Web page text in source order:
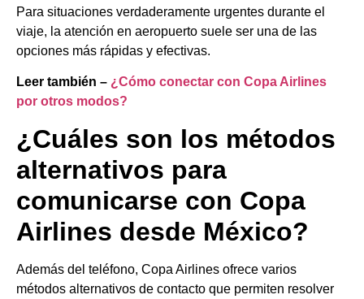
Para situaciones verdaderamente urgentes durante el
viaje, la atención en aeropuerto suele ser una de las
opciones más rápidas y efectivas.
Leer también – ¿Cómo conectar con Copa Airlines
por otros modos?
¿Cuáles son los métodos
alternativos para
comunicarse con Copa
Airlines desde México?
Además del teléfono, Copa Airlines ofrece varios
métodos alternativos de contacto que permiten resolver